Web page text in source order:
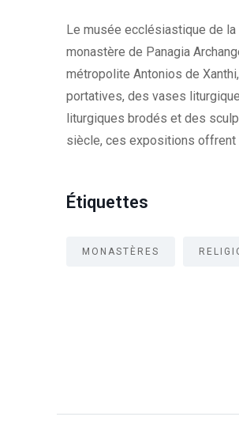
Le musée ecclésiastique de
monastère de Panagia
métropolite Antonios de
portatives, des vases
liturgiques brodés et des
siècle, ces expositions offrent
Étiquettes
MONASTÈRES